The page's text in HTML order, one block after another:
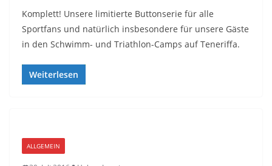
Komplett! Unsere limitierte Buttonserie für alle
Sportfans und natürlich insbesondere für unsere Gäste
in den Schwimm- und Triathlon-Camps auf Teneriffa.
Weiterlesen
ALLGEMEIN